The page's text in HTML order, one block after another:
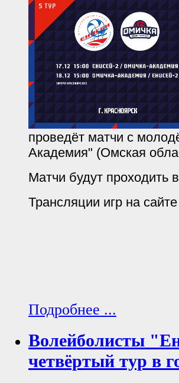
проведёт матчи с
Академия" (Омская
Матчи будут
Трансляции игр на
Подробнее ...
Волейболисты
четвёртый тур в